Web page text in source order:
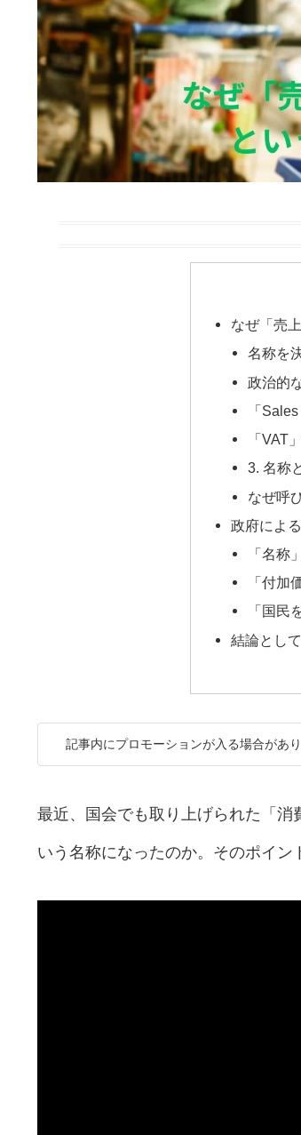
なぜ「売
名称を
政治的
「
「VAT
3. 名称
なぜ呼
政府によ
「名称
「付加
「国民
結論として
記事内にプロモーションが入る場合があ
最近、国会でも取り上げられた「消
いう名称になったのか。そのポイン